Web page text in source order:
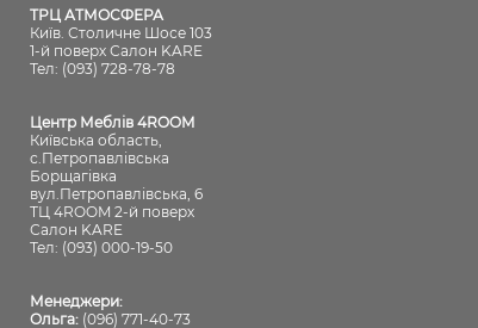
ТРЦ АТМОСФЕРА
Київ. Столичне Шосе 103
1-й поверх Салон KARE
Тел: (093) 728-78-78
Центр Меблів 4ROOM
Київська область,
с.Петропавлівська
Борщагівка
вул.Петропавлівська, 6
ТЦ 4ROOM 2-й поверх
Салон KARE
Тел: (093) 000-19-50
Менеджери:
Ольга: (096) 771-40-73